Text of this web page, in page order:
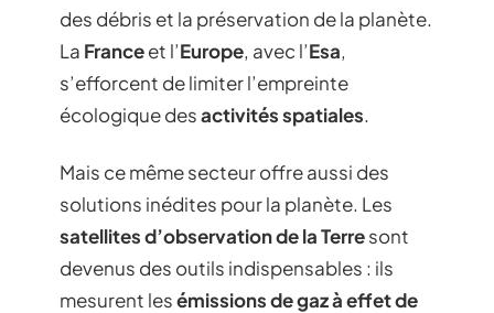
des débris et la préservation de la planète.
La Franceet l’Europe, avec l’Esa,
s’efforcent de limiter l’empreinte
écologique desactivités spatiales.
Mais ce même secteur offre aussi des
solutions inédites pour la planète. Les
satellites d’observation de la Terresont
devenus des outils indispensables : ils
mesurent lesémissions de gaz à effet de